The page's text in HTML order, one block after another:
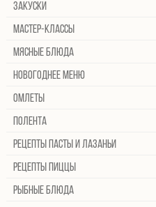
Закуски
Мастер-классы
Мясные блюда
Новогоднее меню
Омлеты
Полента
Рецепты пасты и лазаньи
Рецепты пиццы
Рыбные блюда